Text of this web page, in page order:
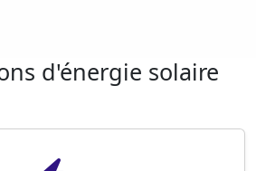
d'énergie solaire